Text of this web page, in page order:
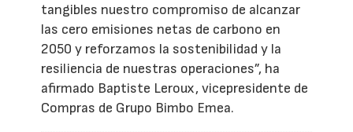
tangibles nuestro compromiso de alcanzar
las cero emisiones netas de carbono en
2050 y reforzamos la sostenibilidad y la
resiliencia de nuestras operaciones”, ha
afirmado Baptiste Leroux, vicepresidente de
Compras de Grupo Bimbo Emea.